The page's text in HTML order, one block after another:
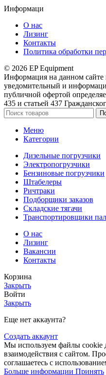
Информаци
О нас
Лизинг
Контакты
Политика обработки
© 2026 EP Equipment
Информация на данном сайте
уведомительный и
публичной офертой
435 и статьей 437
Меню
Категории
Дизельные погрузчики
Электропогрузчики
Бензиновые погрузчики
Штабелеры
Ричтраки
Подборщики заказов
Складские тягачи
Транспортировщики
О нас
Лизинг
Вакансии
Контакты
Корзина
Закрыть
Войти
Закрыть
Еще нет аккаунта?
Создать аккаунт
Мы используем файлы cookie
взаимодействия с сайтом.
соглашаетесь с
Больше информации Принять